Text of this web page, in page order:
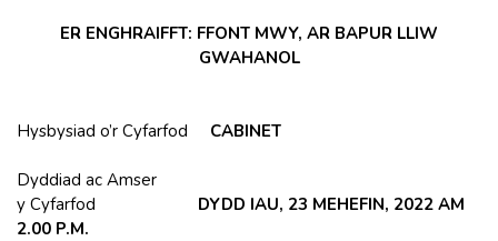
ER ENGHRAIFFT: FFONT MWY, AR BAPUR LLIW
GWAHANOL
Hysbysiad o’r Cyfarfod CABINET
Dyddiad ac Amser
y Cyfarfod
DYDD IAU, 23 MEHEFIN, 2022 AM
2.00 P.M.